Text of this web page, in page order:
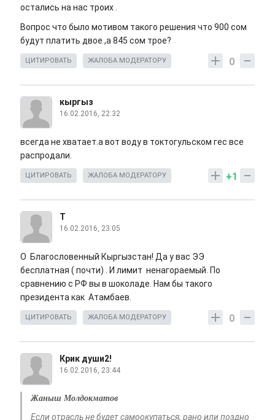
остались на нас троих .
Вопрос что было мотивом такого решения что 900 сом
будут платить двое ,а 845 сом трое?
0
ЦИТИРОВАТЬ ЖАЛОБА МОДЕРАТОРУ
кыргыз
16.02.2016, 22:32
всегда не хватает.а вот воду в токтогульском гес все
распродали.
+1
ЦИТИРОВАТЬ ЖАЛОБА МОДЕРАТОРУ
Т
16.02.2016, 23:05
О Благословенный Кыргызстан! Да у вас ЭЭ
бесплатная ( почти) . И лимит ненагораемый. По
сравнению с РФ вы в шоколаде. Нам бы такого
президента как Атамбаев.
0
ЦИТИРОВАТЬ ЖАЛОБА МОДЕРАТОРУ
Крик души2!
16.02.2016, 23:44
Жаныш Молдокматов
Если отрасль не будет самоокупаться, рано или поздно